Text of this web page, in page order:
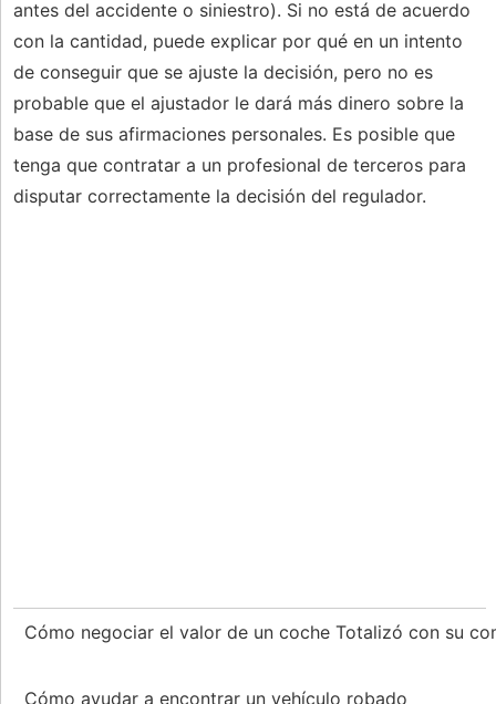
antes del accidente o siniestro). Si no está de acuerdo
con la cantidad, puede explicar por qué en un intento
de conseguir que se ajuste la decisión, pero no es
probable que el ajustador le dará más dinero sobre la
base de sus afirmaciones personales. Es posible que
tenga que contratar a un profesional de terceros para
disputar correctamente la decisión del regulador.
Cómo negociar el valor de un coche Totalizó con su
Cómo ayudar a encontrar un vehículo robado